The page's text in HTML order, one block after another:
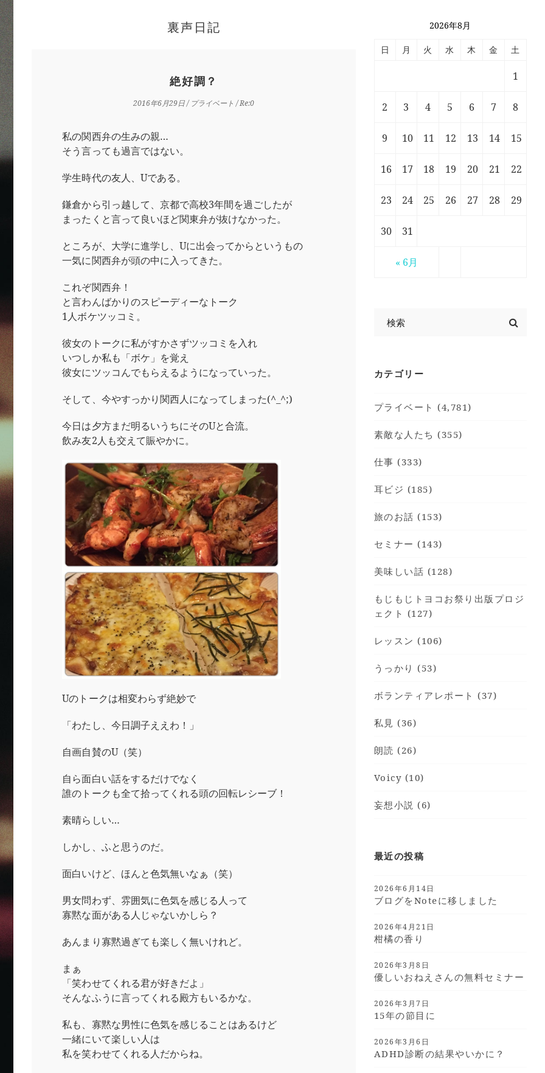
裏声日記
絶好調？
2016年6月29日/ プライベート / Re:0
私の関西弁の生みの親…
そう言っても過言ではない。
学生時代の友人、Uである。
鎌倉から引っ越して、京都で高校3年間を過ごしたが
まったくと言って良いほど関東弁が抜けなかった。
ところが、大学に進学し、Uに出会ってからというもの
一気に関西弁が頭の中に入ってきた。
これぞ関西弁！
と言わんばかりのスピーディーなトーク
1人ボケツッコミ。
彼女のトークに私がすかさずツッコミを入れ
いつしか私も「ボケ」を覚え
彼女にツッコんでもらえるようになっていった。
そして、今やすっかり関西人になってしまった(^_^;)
今日は夕方まだ明るいうちにそのUと合流。
飲み友2人も交えて賑やかに。
Uのトークは相変わらず絶妙で
「わたし、今日調子ええわ！」
自画自賛のU（笑）
自ら面白い話をするだけでなく
誰のトークも全て拾ってくれる頭の回転レシーブ！
素晴らしい…
しかし、ふと思うのだ。
面白いけど、ほんと色気無いなぁ（笑）
男女問わず、雰囲気に色気を感じる人って
寡黙な面がある人じゃないかしら？
あんまり寡黙過ぎても楽しく無いけれど。
まぁ
「笑わせてくれる君が好きだよ」
そんなふうに言ってくれる殿方もいるかな。
私も、寡黙な男性に色気を感じることはあるけど
一緒にいて楽しい人は
私を笑わせてくれる人だからね。
2026年8月
日 月 火 水 木 金 土
« 6月
1
2 3 4 5 6 7 8
9 10 11 12 13 14 15
16 17 18 19 20 21 22
23 24 25 26 27 28 29
30 31
カテゴリー
プライベート (4,781)
素敵な人たち (355)
仕事 (333)
耳ビジ (185)
旅のお話 (153)
セミナー (143)
美味しい話 (128)
もじもじトヨコお祭り出版プロジ
ェクト (127)
レッスン (106)
うっかり (53)
ボランティアレポート (37)
私見 (36)
朗読 (26)
Voicy (10)
妄想小説 (6)
最近の投稿
2026年6月14日
ブログをnoteに移しました
2026年4月21日
柑橘の香り
2026年3月8日
優しいおねえさんの無料セミナー
2026年3月7日
15年の節目に
2026年3月6日
ADHD診断の結果やいかに？